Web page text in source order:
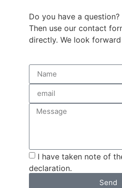
Do you have a question?
Then use our contact
directly. We look
I have taken note of
declaration.
Send